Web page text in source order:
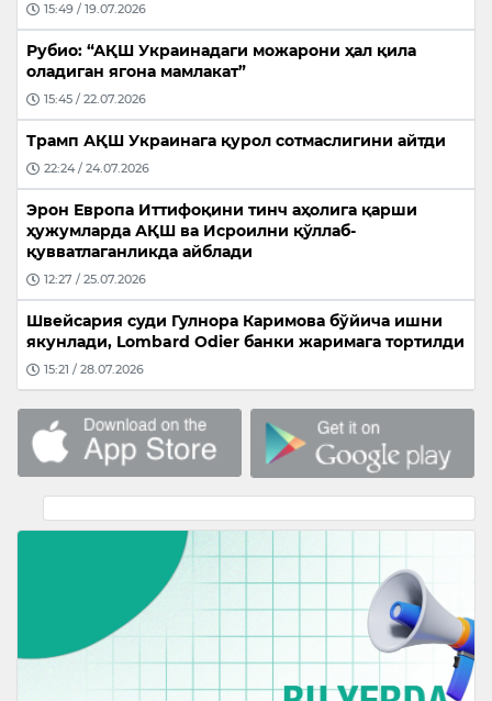
15:49 / 19.07.2026
Рубио: “АҚШ Украинадаги можарони ҳал қила
оладиган ягона мамлакат”
15:45 / 22.07.2026
Трамп АҚШ Украинага қурол сотмаслигини айтди
22:24 / 24.07.2026
Эрон Европа Иттифоқини тинч аҳолига қарши
ҳужумларда АҚШ ва Исроилни қўллаб-
қувватлаганликда айблади
12:27 / 25.07.2026
Швейсария суди Гулнора Каримова бўйича ишни
якунлади, Lombard Odier банки жаримага тортилди
15:21 / 28.07.2026